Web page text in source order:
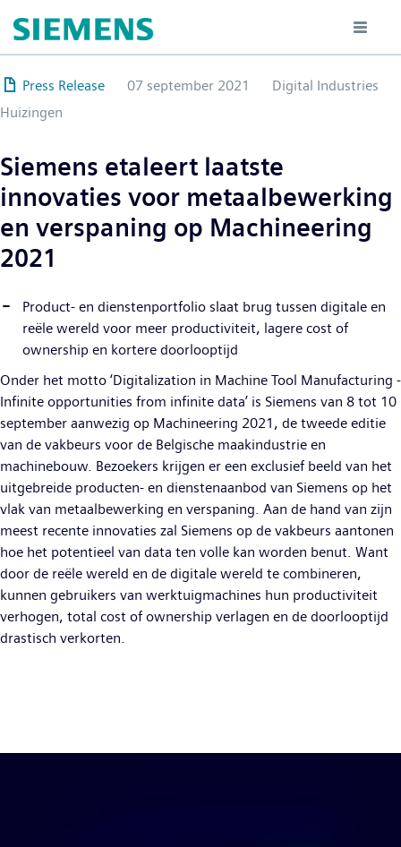
en
naar
de
inhoud
gaan
Press Release 07 september 2021
Digital Industries
Huizingen
Siemens etaleert laatste
innovaties voor metaalbewerking
en verspaning op Machineering
2021
Product- en dienstenportfolio slaat brug tussen digitale en
reële wereld voor meer productiviteit, lagere cost of
ownership en kortere doorlooptijd
Onder het motto ‘Digitalization in Machine Tool Manufacturing -
Infinite opportunities from infinite data’ is Siemens van 8 tot 10
september aanwezig op Machineering 2021, de tweede editie
van de vakbeurs voor de Belgische maakindustrie en
machinebouw. Bezoekers krijgen er een exclusief beeld van het
uitgebreide producten- en dienstenaanbod van Siemens op het
vlak van metaalbewerking en verspaning. Aan de hand van zijn
meest recente innovaties zal Siemens op de vakbeurs aantonen
hoe het potentieel van data ten volle kan worden benut. Want
door de reële wereld en de digitale wereld te combineren,
kunnen gebruikers van werktuigmachines hun productiviteit
verhogen, total cost of ownership verlagen en de doorlooptijd
drastisch verkorten.